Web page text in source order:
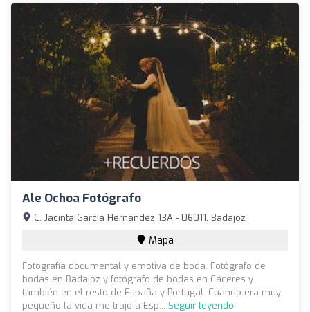
Ale Ochoa Fotógrafo
C. Jacinta García Hernández 13A - 06011, Badajoz
Mapa
Fotografía documental y emotiva de boda. Fotógrafo de
bodas en Badajoz y fotógrafo de bodas en Cáceres y
también en el resto de España y Portugal. Cuando era muy
pequeño la vida me trajo a Esp... Seguir leyendo